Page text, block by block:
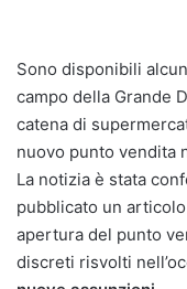
Sono disponibili
campo della Grande
catena di
nuovo punto vendita
La notizia è stata
pubblicato un
apertura del punto
discreti risvolti